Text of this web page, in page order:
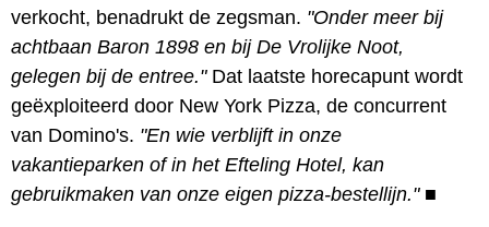
verkocht, benadrukt de zegsman. "Onder meer bij
achtbaan Baron 1898 en bij De Vrolijke Noot,
gelegen bij de entree."Dat laatste horecapunt wordt
geëxploiteerd door New York Pizza, de concurrent
van Domino's. "En wie verblijft in onze
vakantieparken of in het Efteling Hotel, kan
gebruikmaken van onze eigen pizza-bestellijn." ■